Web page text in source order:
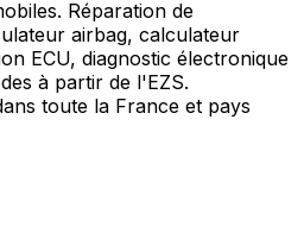
Réparation de
airbag, calculateur
ECU, diagnostic électronique
à partir de l'EZS.
toute la France et pays